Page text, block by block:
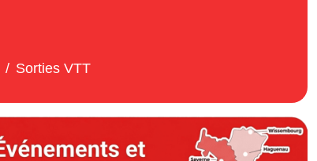
Sorties VTT